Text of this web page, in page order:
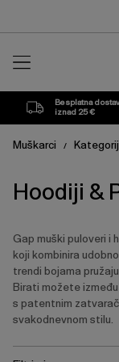
Besplatna
iznad 25 €
Muškarci /
Hoodiji &
Gap muški puloveri i
koji kombinira
trendi bojama
Birati možete
s patentnim
svakodnevnom stilu.